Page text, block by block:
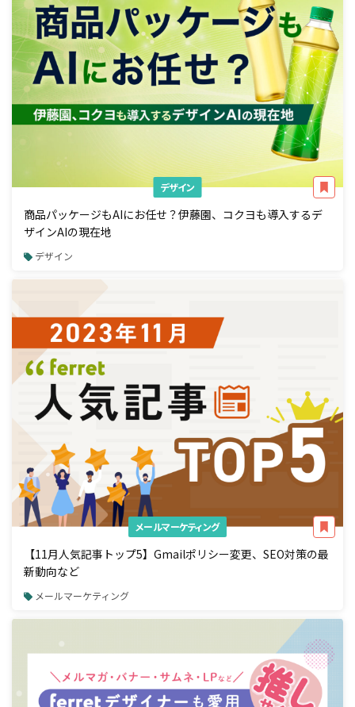
デザイン
商品パッケージもAIにお任せ？伊藤園、コクヨも導入するデ
ザインAIの現在地
デザイン
メールマーケティング
【11月人気記事トップ5】Gmailポリシー変更、SEO対策の最
新動向など
メールマーケティング